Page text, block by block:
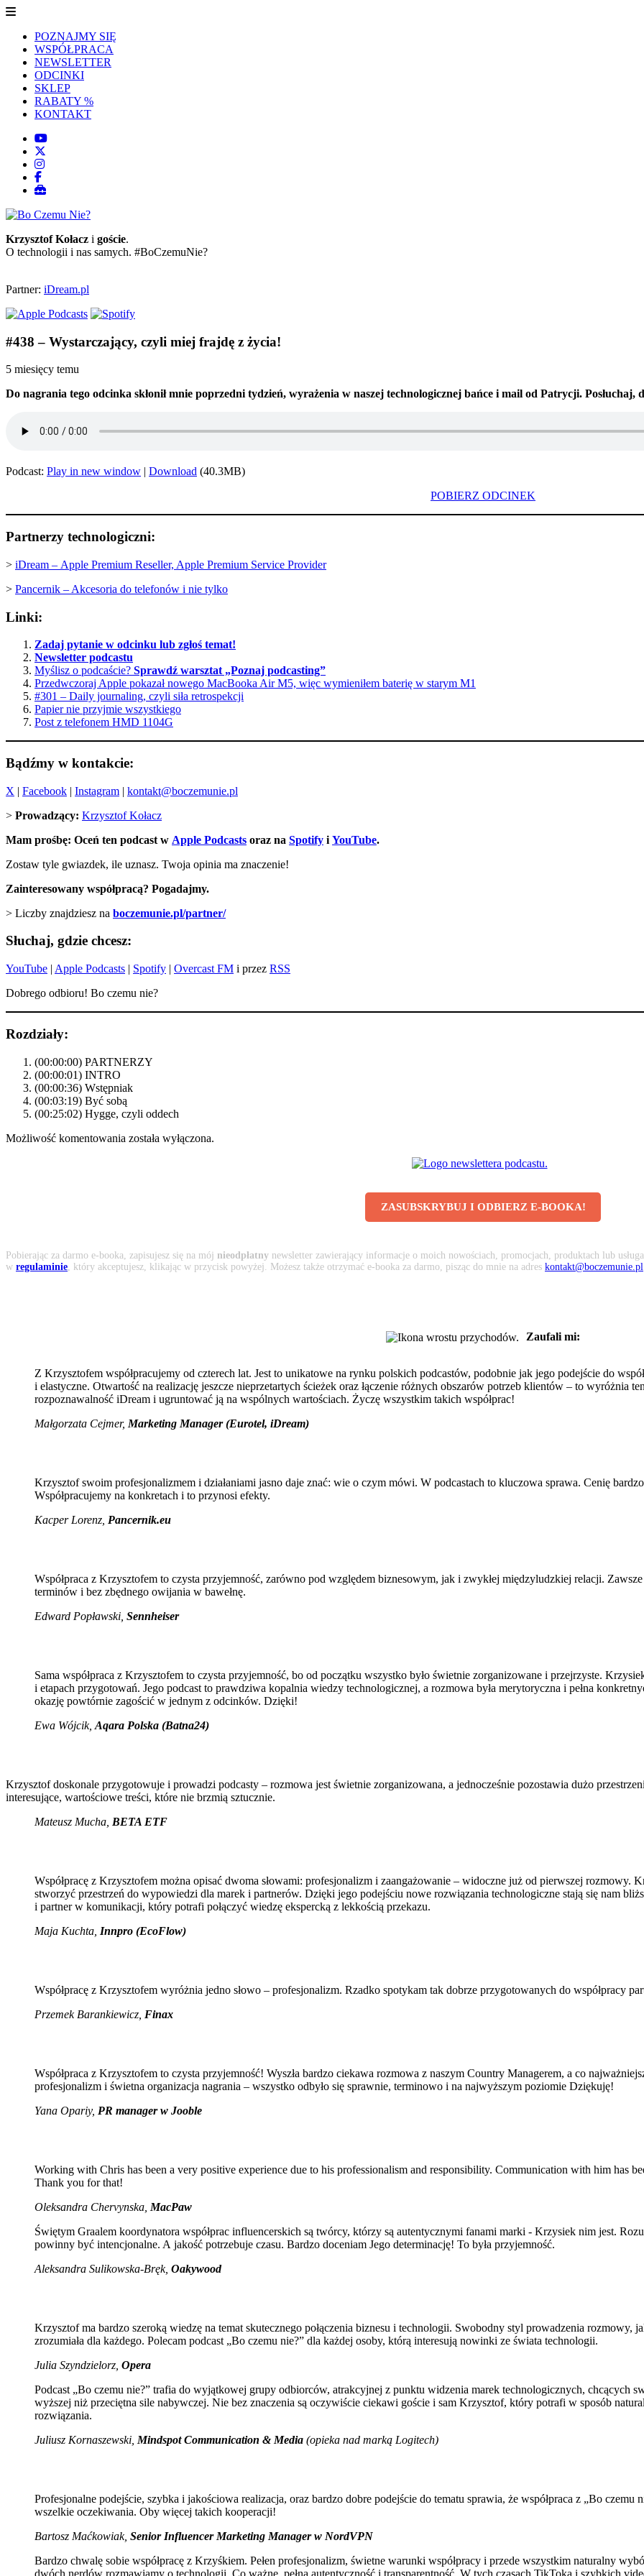
POZNAJMY SIĘ
WSPÓŁPRACA
NEWSLETTER
ODCINKI
SKLEP
RABATY %
KONTAKT
Krzysztof Kołacz i goście.
O technologii i nas samych. #BoCzemuNie?
Partner: iDream.pl
#438 – Wystarczający, czyli miej frajdę z życia!
5 miesięcy temu
Do nagrania tego odcinka skłonił mnie poprzedni tydzień, wyrażenia w naszej technologicznej bańce i mail od Patrycji. Posłuchaj,
Podcast: Play in new window | Download (40.3MB)
POBIERZ ODCINEK
Partnerzy technologiczni:
> iDream – Apple Premium Reseller, Apple Premium Service Provider
> Pancernik – Akcesoria do telefonów i nie tylko
Linki:
Zadaj pytanie w odcinku lub zgłoś temat!
Newsletter podcastu
Myślisz o podcaście? Sprawdź warsztat „Poznaj podcasting”
Przedwczoraj Apple pokazał nowego MacBooka Air M5, więc wymieniłem baterię w starym M1
#301 – Daily journaling, czyli siła retrospekcji
Papier nie przyjmie wszystkiego
Post z telefonem HMD 1104G
Bądźmy w kontakcie:
X | Facebook | Instagram | kontakt@boczemunie.pl
> Prowadzący: Krzysztof Kołacz
Mam prośbę: Oceń ten podcast w Apple Podcasts oraz na Spotify i YouTube.
Zostaw tyle gwiazdek, ile uznasz. Twoja opinia ma znaczenie!
Zainteresowany współpracą? Pogadajmy.
> Liczby znajdziesz na boczemunie.pl/partner/
Słuchaj, gdzie chcesz:
YouTube | Apple Podcasts | Spotify | Overcast FM i przez RSS
Dobrego odbioru! Bo czemu nie?
Rozdziały:
(00:00:00) PARTNERZY
(00:00:01) INTRO
(00:00:36) Wstępniak
(00:03:19) Być sobą
(00:25:02) Hygge, czyli oddech
Możliwość komentowania została wyłączona.
ZASUBSKRYBUJ I ODBIERZ E-BOOKA!
Pobierając za darmo e-booka, zapisujesz się na mój nieodpłatny newsletter zawierający informacje o moich nowościach, promocjach, produktach lub
w regulaminie , który akceptujesz, klikając w przycisk powyżej. Możesz także otrzymać e-booka za darmo, pisząc do mnie na adres kontakt@boczemunie.pl
Zaufali mi:
Z Krzysztofem współpracujemy od czterech lat. Jest to unikatowe na rynku polskich podcastów, podobnie jak jego podejście do
i elastyczne. Otwartość na realizację jeszcze nieprzetartych ścieżek oraz łączenie różnych obszarów potrzeb klientów – to wyróżnia
rozpoznawalność iDream i ugruntować ją na wspólnych wartościach. Życzę wszystkim takich współprac!
Małgorzata Cejmer, Marketing Manager (Eurotel, iDream)
Krzysztof swoim profesjonalizmem i działaniami jasno daje znać: wie o czym mówi. W podcastach to kluczowa sprawa. Cenię
Współpracujemy na konkretach i to przynosi efekty.
Kacper Lorenz, Pancernik.eu
Współpraca z Krzysztofem to czysta przyjemność, zarówno pod względem biznesowym, jak i zwykłej międzyludzkiej relacji.
terminów i bez zbędnego owijania w bawełnę.
Edward Popławski, Sennheiser
Sama współpraca z Krzysztofem to czysta przyjemność, bo od początku wszystko było świetnie zorganizowane i przejrzyste.
i etapach przygotowań. Jego podcast to prawdziwa kopalnia wiedzy technologicznej, a rozmowa była merytoryczna i pełna
okazję powtórnie zagościć w jednym z odcinków. Dzięki!
Ewa Wójcik, Aqara Polska (Batna24)
Krzysztof doskonale przygotowuje i prowadzi podcasty – rozmowa jest świetnie zorganizowana, a jednocześnie pozostawia dużo
interesujące, wartościowe treści, które nie brzmią sztucznie.
Mateusz Mucha BETA ETF
Współpracę z Krzysztofem można opisać dwoma słowami: profesjonalizm i zaangażowanie – widoczne już od pierwszej rozmowy.
stworzyć przestrzeń do wypowiedzi dla marek i partnerów. Dzięki jego podejściu nowe rozwiązania technologiczne stają się nam
i partner w komunikacji, który potrafi połączyć wiedzę ekspercką z lekkością przekazu.
Maja Kuchta Innpro (EcoFlow)
Współpracę z Krzysztofem wyróżnia jedno słowo – profesjonalizm. Rzadko spotykam tak dobrze przygotowanych do współpracy
Przemek Barankiewicz, Finax
Współpraca z Krzysztofem to czysta przyjemność! Wyszła bardzo ciekawa rozmowa z naszym Country Managerem, a co
profesjonalizm i świetna organizacja nagrania – wszystko odbyło się sprawnie, terminowo i na najwyższym poziomie Dziękuję!
Yana Opariy, PR manager w Jooble
Working with Chris has been a very positive experience due to his professionalism and responsibility. Communication with him has
Thank you for that!
Oleksandra Chervynska, MacPaw
Świętym Graalem koordynatora współprac influencerskich są twórcy, którzy są autentycznymi fanami marki - Krzysiek nim jest.
powinny być intencjonalne. A jakość potrzebuje czasu. Bardzo doceniam Jego determinację! To była przyjemność.
Aleksandra Sulikowska-Bręk, Oakywood
Krzysztof ma bardzo szeroką wiedzę na temat skutecznego połączenia biznesu i technologii. Swobodny styl prowadzenia rozmowy,
zrozumiała dla każdego. Polecam podcast „Bo czemu nie?” dla każdej osoby, którą interesują nowinki ze świata technologii.
Julia Szyndzielorz, Opera
Podcast „Bo czemu nie?” trafia do wyjątkowej grupy odbiorców, atrakcyjnej z punktu widzenia marek technologicznych, chcących
wyższej niż przeciętna sile nabywczej. Nie bez znaczenia są oczywiście ciekawi goście i sam Krzysztof, który potrafi w sposób
rozwiązania.
Juliusz Kornaszewski, Mindspot Communication & Media (opieka nad marką Logitech)
Profesjonalne podejście, szybka i jakościowa realizacja, oraz bardzo dobre podejście do tematu sprawia, że współpraca z „Bo czemu
wszelkie oczekiwania. Oby więcej takich kooperacji!
Bartosz Maćkowiak, Senior Influencer Marketing Manager w NordVPN
Bardzo chwalę sobie współpracę z Krzyśkiem. Pełen profesjonalizm, świetne warunki współpracy i przede wszystkim naturalny